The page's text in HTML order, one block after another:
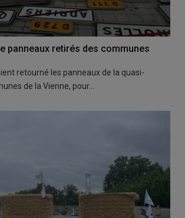
panneaux retirés des communes
retourné les panneaux de la quasi-
de la Vienne, pour…